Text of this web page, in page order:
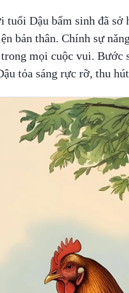
tuổi Dậu bẩm sinh đã sở
bản thân. Chính sự
mọi cuộc vui. Bước
tỏa sáng rực rỡ, thu